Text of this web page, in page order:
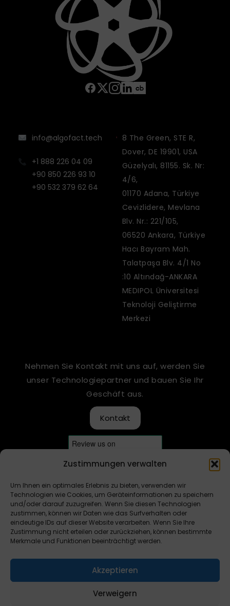
Zustimmungen verwalten
Um Ihnen ein optimales Erlebnis zu bieten, verwenden wir
Technologien wie Cookies, um Geräteinformationen zu speichern
und/oder darauf zuzugreifen. Wenn Sie diesen Technologien
zustimmen, können wir Daten wie das Surfverhalten oder
eindeutige IDs auf dieser Website verarbeiten. Wenn Sie Ihre
Zustimmung nicht erteilen oder zurückziehen, können bestimmte
Merkmale und Funktionen beeinträchtigt werden.
Akzeptieren
Verweigern
info@algofact.tech
+1 888 226 04 09
+90 850 226 93 10
+90 532 379 62 64
8 The Green, STE R,
Dover, DE 19901, USA
Güzelyalı, 81155. Sk. Nr:
4/6,
01170 Adana, Türkiye
Cevizlidere, Mevlana
Blv. Nr.: 221/105,
06520 Ankara, Türkiye
Hacı Bayram Mah.
Talatpaşa Blv. 4/1 No
:10 Altındağ-ANKARA
MEDIPOL Üniversitesi
Teknoloji Geliştirme
Merkezi
Nehmen Sie Kontakt mit uns auf, werden Sie
unser Technologiepartner und bauen Sie Ihr
Geschäft aus.
Kontakt
Datenschutzbestimmungen
Das Weißbuch
Quality
ES